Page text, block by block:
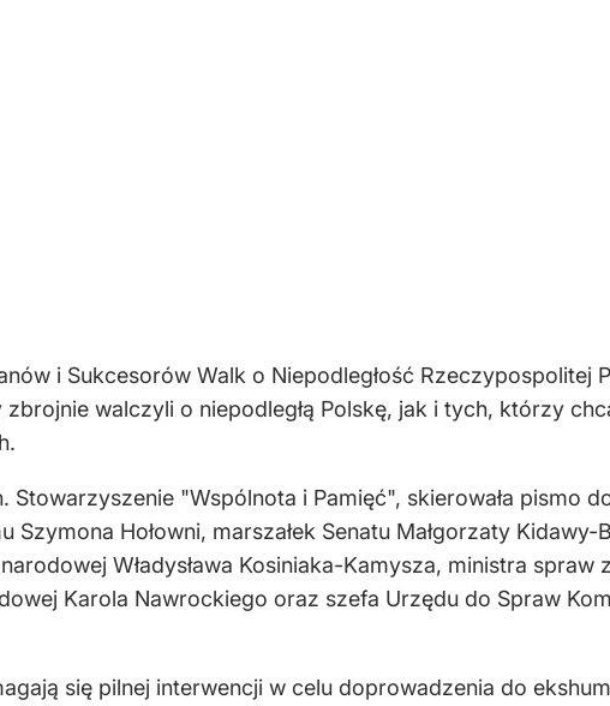
i Sukcesorów Walk o Niepodległość Rzeczypospolitej
walczyli o niepodległą Polskę, jak i tych, którzy
Stowarzyszenie "Wspólnota i Pamięć", skierowała pismo
Szymona Hołowni, marszałek Senatu Małgorzaty
Władysława Kosiniaka-Kamysza, ministra spraw
Karola Nawrockiego oraz szefa Urzędu do Spraw
się pilnej interwencji w celu doprowadzenia do